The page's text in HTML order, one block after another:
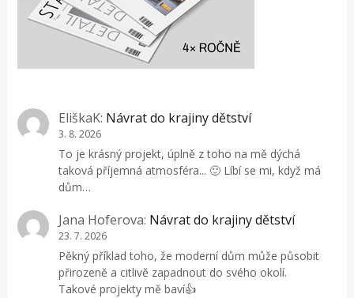
EliškaK: Návrat do krajiny dětství
3. 8. 2026
To je krásný projekt, úplně z toho na mě dýchá
taková příjemná atmosféra... 🙂 Líbí se mi, když má
dům…
Jana Hoferova: Návrat do krajiny dětství
23. 7. 2026
Pěkný příklad toho, že moderní dům může působit
přirozeně a citlivě zapadnout do svého okolí.
Takové projekty mě baví👍